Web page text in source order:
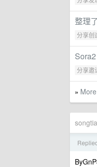
整理
分享创
分享邀
»